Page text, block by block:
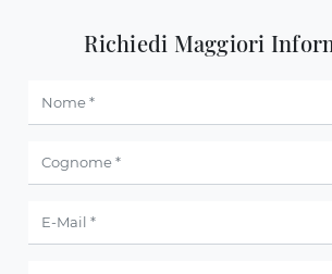
Richiedi Maggiori